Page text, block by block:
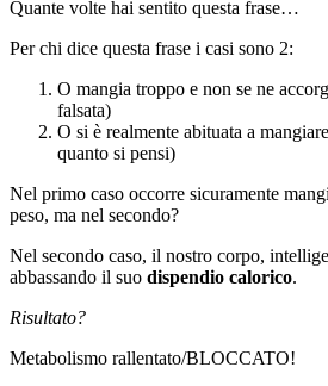
Quante volte hai sentito questa frase…
Per chi dice questa frase i casi sono 2:
O mangia troppo e non se ne
falsata)
O si è realmente abituata a
quanto si pensi)
Nel primo caso occorre sicuramente
peso, ma nel secondo?
Nel secondo caso, il nostro corpo,
abbassando il suo dispendio calorico.
Risultato?
Metabolismo rallentato/BLOCCATO!